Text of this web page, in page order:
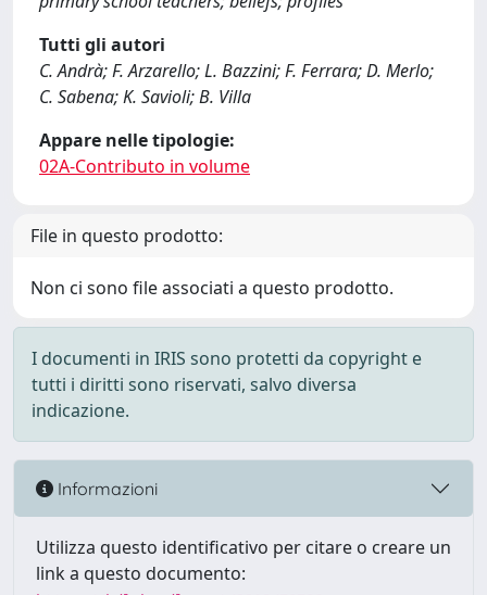
Tutti gli autori
C. Andrà; F. Arzarello; L. Bazzini; F. Ferrara; D. Merlo;
C. Sabena; K. Savioli; B. Villa
Appare nelle tipologie:
02A-Contributo in volume
File in questo prodotto:
Non ci sono file associati a questo prodotto.
I documenti in IRIS sono protetti da copyright e
tutti i diritti sono riservati, salvo diversa
indicazione.
Informazioni
Utilizza questo identificativo per citare o creare un
link a questo documento: